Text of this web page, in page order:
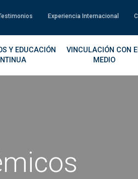
Experiencia Internacional
Y EDUCACIÓN
VINCULACIÓN CON
MEDIO